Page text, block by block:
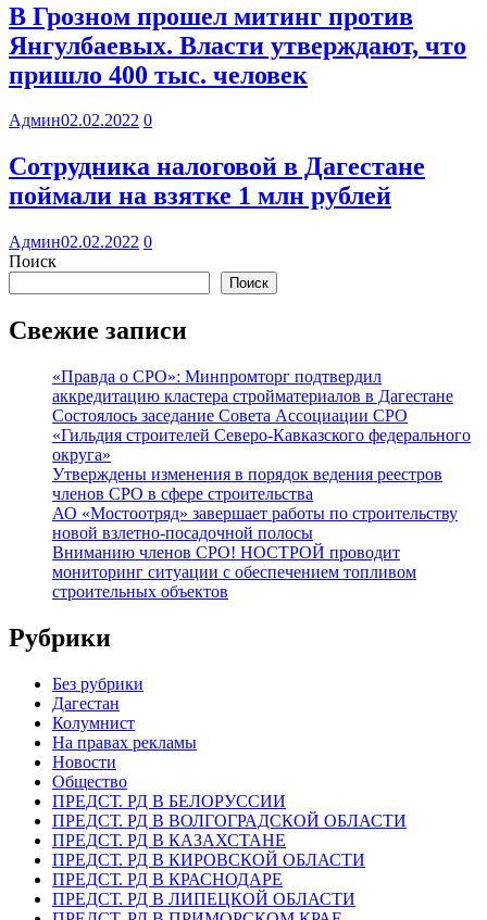
В Грозном прошел митинг против
Янгулбаевых. Власти утверждают, что
пришло 400 тыс. человек
Админ02.02.2022 0
Сотрудника налоговой в Дагестане
поймали на взятке 1 млн рублей
Админ02.02.2022 0
Поиск
Поиск
Свежие записи
«Правда о СРО»: Минпромторг подтвердил
аккредитацию кластера стройматериалов в Дагестане
Состоялось заседание Совета Ассоциации СРО
«Гильдия строителей Северо-Кавказского федерального
округа»
Утверждены изменения в порядок ведения реестров
членов СРО в сфере строительства
АО «Мостоотряд» завершает работы по строительству
новой взлетно-посадочной полосы
Вниманию членов СРО! НОСТРОЙ проводит
мониторинг ситуации с обеспечением топливом
строительных объектов
Рубрики
Без рубрики
Дагестан
Колумнист
На правах рекламы
Новости
Общество
ПРЕДСТ. РД В БЕЛОРУССИИ
ПРЕДСТ. РД В ВОЛГОГРАДСКОЙ ОБЛАСТИ
ПРЕДСТ. РД В КАЗАХСТАНЕ
ПРЕДСТ. РД В КИРОВСКОЙ ОБЛАСТИ
ПРЕДСТ. РД В КРАСНОДАРЕ
ПРЕДСТ. РД В ЛИПЕЦКОЙ ОБЛАСТИ